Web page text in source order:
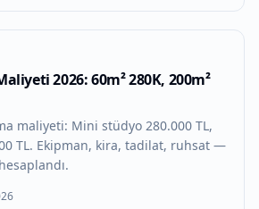
2026: 60m² 280K, 200m²
maliyeti: Mini stüdyo 280.000 TL,
TL. Ekipman, kira, tadilat, ruhsat —